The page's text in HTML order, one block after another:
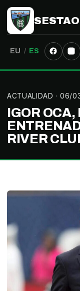
EU / ES
ACTUALIDAD · 06/
IGOR OCA,
RIVER